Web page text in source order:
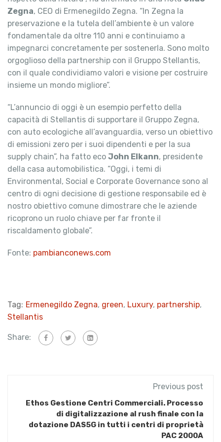
Zegna, CEO di Ermenegildo Zegna. “In Zegna la
preservazione e la tutela dell’ambiente è un valore
fondamentale da oltre 110 anni e continuiamo a
impegnarci concretamente per sostenerla. Sono molto
orgoglioso della partnership con il Gruppo Stellantis,
con il quale condividiamo valori e visione per costruire
insieme un mondo migliore”.
“L’annuncio di oggi è un esempio perfetto della
capacità di Stellantis di supportare il Gruppo Zegna,
con auto ecologiche all’avanguardia, verso un obiettivo
di emissioni zero per i suoi dipendenti e per la sua
supply chain”, ha fatto eco John Elkann, presidente
della casa automobilistica. “Oggi, i temi di
Environmental, Social e Corporate Governance sono al
centro di ogni decisione di gestione responsabile ed è
nostro obiettivo comune dimostrare che le aziende
ricoprono un ruolo chiave per far fronte il
riscaldamento globale”.
Fonte: pambianconews.com
Tag: Ermenegildo Zegna, green, Luxury, partnership,
Stellantis
Share:
Previous post
Ethos Gestione Centri Commerciali. Processo
di digitalizzazione al rush finale con la
dotazione DAS5G in tutti i centri di proprietà
PAC 2000A